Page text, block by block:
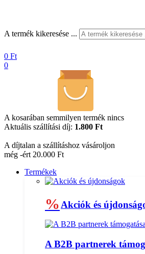
A termék kikeresése ...
0 Ft
0
A kosarában semmilyen termék nincs
Aktuális szállítási díj: 1.800 Ft
A díjtalan a szállításhoz vásároljon
még -ért 20.000 Ft
Termékek
% Akciók és
A B2B partnerek